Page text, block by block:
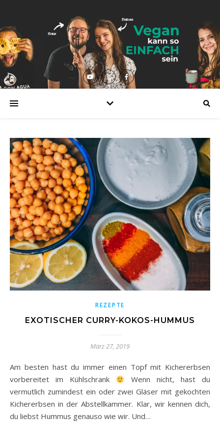
REZEPTE
EXOTISCHER CURRY-KOKOS-HUMMUS
März 27, 2019
Am besten hast du immer einen Topf mit Kichererbsen
vorbereitet im Kühlschrank
Wenn nicht, hast du
vermutlich zumindest ein oder zwei Gläser mit gekochten
Kichererbsen in der Abstellkammer. Klar, wir kennen dich,
du liebst Hummus genauso wie wir. Und…